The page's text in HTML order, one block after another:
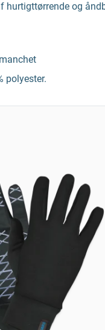
hurtigttørrende og
polyester.